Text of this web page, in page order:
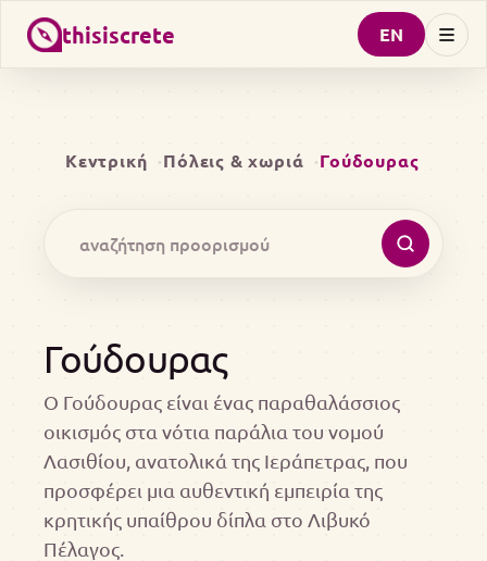
thisiscrete EN
Κεντρική Πόλεις & χωριά Γούδουρας
Γούδουρας
Ο Γούδουρας είναι ένας παραθαλάσσιος
οικισμός στα νότια παράλια του νομού
Λασιθίου, ανατολικά της Ιεράπετρας, που
προσφέρει μια αυθεντική εμπειρία της
κρητικής υπαίθρου δίπλα στο Λιβυκό
Πέλαγος.